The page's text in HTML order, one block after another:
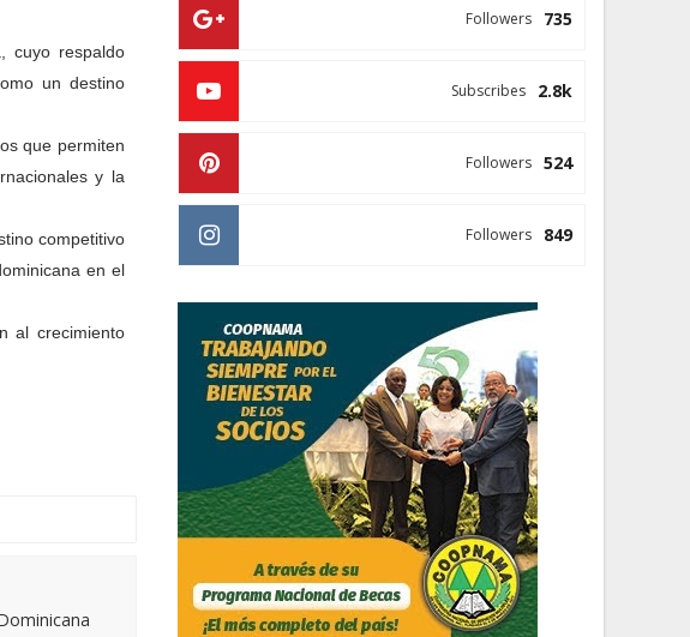
cuyo respaldo
un destino
que permiten
y la
competitivo
en el
al crecimiento
735
Followers
2.8k
Subscribes
524
Followers
849
Followers